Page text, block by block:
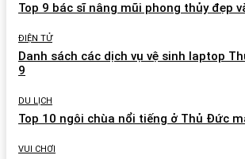
Top 9 bác sĩ nâng mũi phong thủy đẹp
ĐIỆN TỬ
Danh sách các dịch vụ vệ sinh laptop
9
DU LỊCH
Top 10 ngôi chùa nổi tiếng ở Thủ Đức
VUI CHƠI